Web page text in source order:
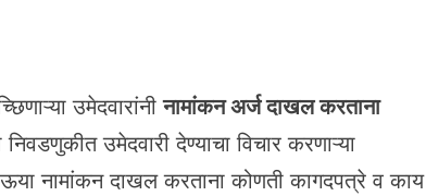
उमेदवारांनीनामांकन अर्ज दाखल करताना
उमेदवारी देण्याचा विचार करणाऱ्या
नामांकन दाखल करताना कोणती कागदपत्रे व काय